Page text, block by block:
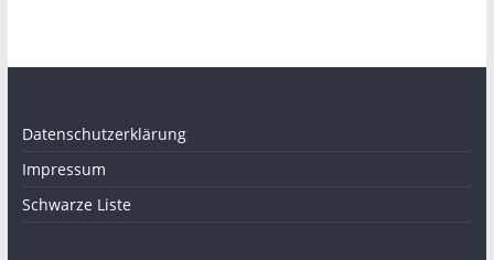
Datenschutzerklärung
Impressum
Schwarze Liste